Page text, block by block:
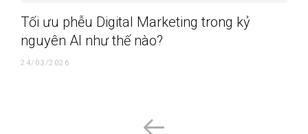
Tối ưu phễu Digital Marketing trong kỷ
nguyên AI như thế nào?
24/03/2026